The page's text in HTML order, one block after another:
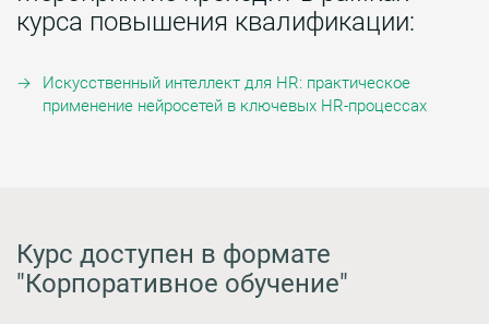
курса повышения квалификации:
Искусственный интеллект для HR: практическое
применение нейросетей в ключевых HR-процессах
Курс доступен в формате
"Корпоративное обучение"